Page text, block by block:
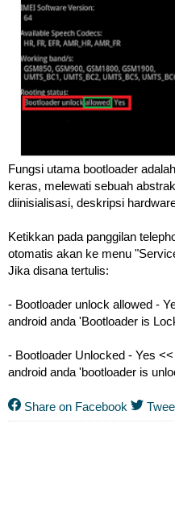
Fungsi utama bootloader
keras, melewati sebuah
diinisialisasi, deskripsi
Ketikkan pada panggilan
otomatis akan ke menu
Jika disana tertulis:
- Bootloader unlock allowed -
android anda 'Bootloader is
- Bootloader Unlocked - Yes
android anda 'bootloader is
Share on Facebook